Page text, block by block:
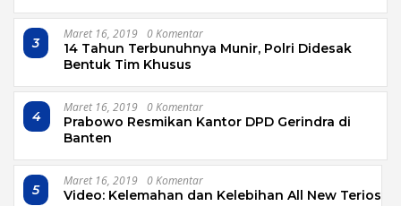
3
Maret 16, 2019 0 Komentar
14 Tahun Terbunuhnya Munir, Polri Didesak
Bentuk Tim Khusus
4
Maret 16, 2019 0 Komentar
Prabowo Resmikan Kantor DPD Gerindra di
Banten
5
Maret 16, 2019 0 Komentar
Video: Kelemahan dan Kelebihan All New Terios